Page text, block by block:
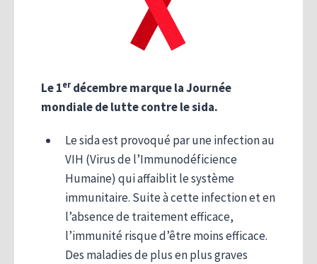
Le 1erdécembre marque la Journée
mondiale de lutte contre le sida.
Le sida est provoqué par une infection au
VIH (Virus de l’Immunodéficience
Humaine) qui affaiblit le système
immunitaire. Suite à cette infection et en
l’absence de traitement efficace,
l’immunité risque d’être moins efficace.
Des maladies de plus en plus graves